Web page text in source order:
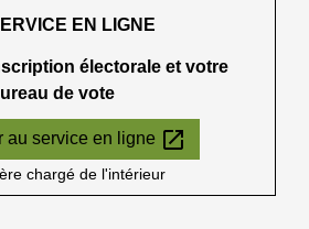
EN LIGNE
électorale et votre
de vote
au service en ligne open_in_new
chargé de l'intérieur